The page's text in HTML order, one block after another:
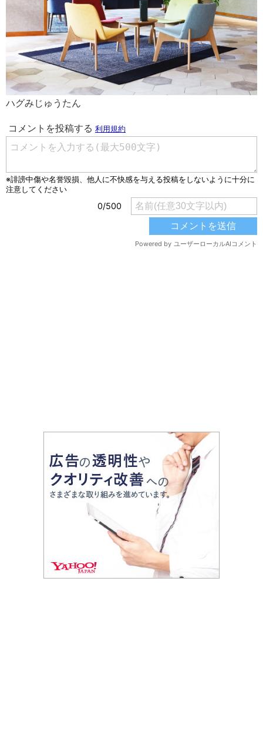
ハグみじゅうたん